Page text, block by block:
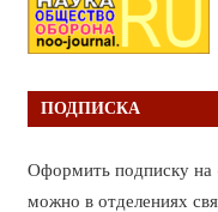
ПОДПИСКА
Оформить подписку на
можно в отделениях